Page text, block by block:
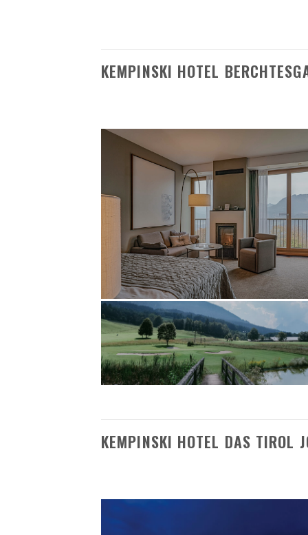
KEMPINSKI HOTEL
KEMPINSKI HOTEL DAS TIROL